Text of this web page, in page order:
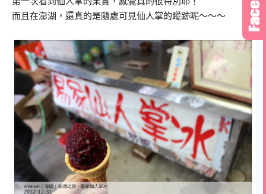
而且在澎湖，還真的是隨處可見仙人掌的蹤跡呢～～～